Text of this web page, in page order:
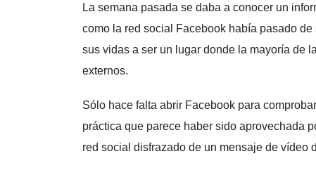
La semana pasada se daba a conocer un
como la red social Facebook había pasado
sus vidas a ser un lugar donde la mayoría de
externos.
Sólo hace falta abrir Facebook para
práctica que parece haber sido aprovechada
red social disfrazado de un mensaje de vídeo